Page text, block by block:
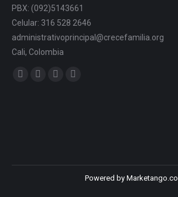
PBX: (092)5143661
Celular: 316 528 2646
administrativoprincipal@crecefamilia.org
Cali, Colombia
Find us on:
Powered by Marketango.co